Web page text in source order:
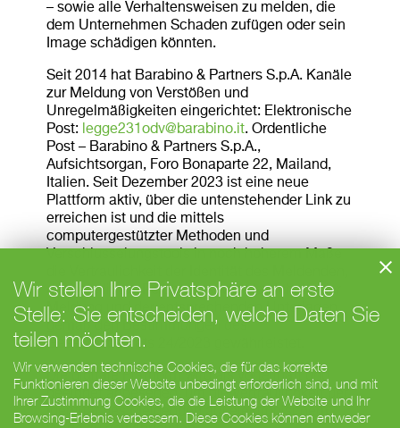
– sowie alle Verhaltensweisen zu melden, die
dem Unternehmen Schaden zufügen oder sein
Image schädigen könnten.
Seit 2014 hat Barabino & Partners S.p.A. Kanäle
zur Meldung von Verstößen und
Unregelmäßigkeiten eingerichtet: Elektronische
Post: legge231odv@barabino.it. Ordentliche
Post – Barabino & Partners S.p.A.,
Aufsichtsorgan, Foro Bonaparte 22, Mailand,
Italien. Seit Dezember 2023 ist eine neue
Plattform aktiv, über die untenstehender Link zu
erreichen ist und die mittels
computergestützter Methoden und
der beteiligten Personen sowie des Inhalts der
Meldung und der entsprechenden Unterlagen
gemäß den Bestimmungen des
Gesetzesdekrets 24/2023 gewährleistet.
Die digitale Plattform wird als vorteilhaft und
geeignet angesehen, um die Vertraulichkeit der
Identität des Meldenden auf elektronischem
Wir stellen Ihre Privatsphäre an erste
Stelle: Sie entscheiden, welche Daten Sie
teilen möchten.
Wir verwenden technische Cookies, die für das korrekte
Funktionieren dieser Website unbedingt erforderlich sind, und mit
Ihrer Zustimmung Cookies, die die Leistung der Website und Ihr
Browsing-Erlebnis verbessern. Diese Cookies können entweder